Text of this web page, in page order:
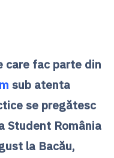
fac parte din
sub atenta
se pregătesc
Student România
la Bacău,